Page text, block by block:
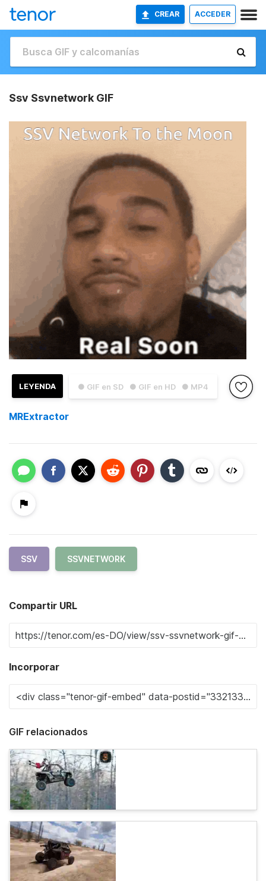
CREAR ACCEDER
Ssv Ssvnetwork GIF
● GIF en SD ● GIF en HD ● MP4
LEYENDA
MRExtractor
SSV SSVNETWORK
Compartir URL
Incorporar
GIF relacionados